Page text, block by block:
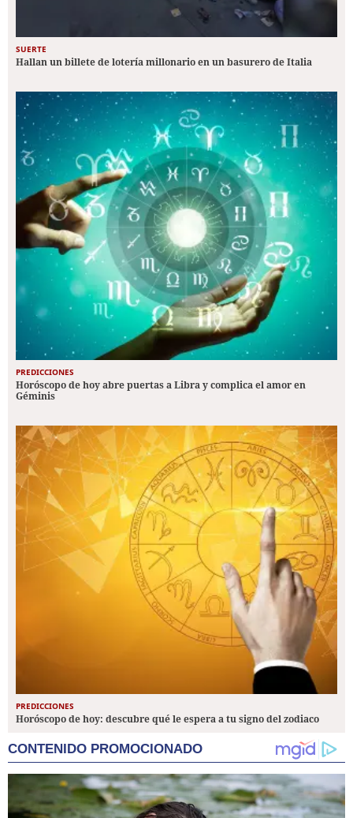
SUERTE
Hallan un billete de lotería millonario en un basurero de Italia
PREDICCIONES
Horóscopo de hoy abre puertas a Libra y complica el amor en
Géminis
PREDICCIONES
Horóscopo de hoy: descubre qué le espera a tu signo del zodiaco
CONTENIDO PROMOCIONADO